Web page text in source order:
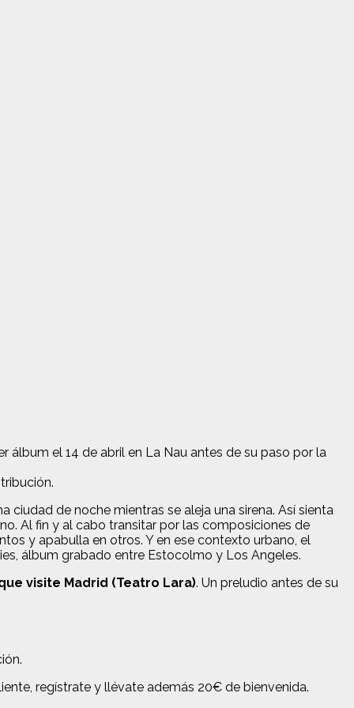
el 14 de abril en La Nau antes de su paso por la
de noche mientras se aleja una sirena. Así sienta
Al fin y al cabo transitar por las composiciones de
y apabulla en otros. Y en ese contexto urbano, el
álbum grabado entre Estocolmo y Los Angeles.
visite Madrid (Teatro Lara). Un preludio antes de su
regístrate y llévate además 20€ de bienvenida.